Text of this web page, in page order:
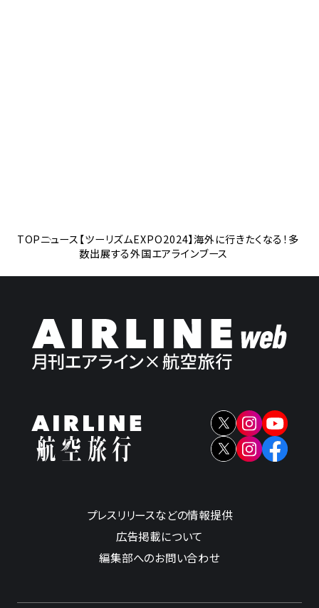
TOPニュース 【ツーリズムEXPO2024】海外に行きたくなる！多
数出展する外国エアラインブース
プレスリリースなどの情報提供
広告掲載について
編集部へのお問い合わせ